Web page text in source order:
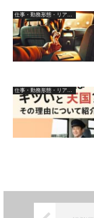
仕事・勤務形態・リアルな日常
仕事・勤務形態・リアルな日常